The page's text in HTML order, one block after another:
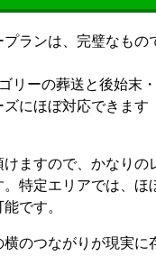
ランは、完璧なもの
リーの葬送と後始末・
にほぼ対応できます
ますので、かなりの
特定エリアでは、ほ
です。
のつながりが現実に